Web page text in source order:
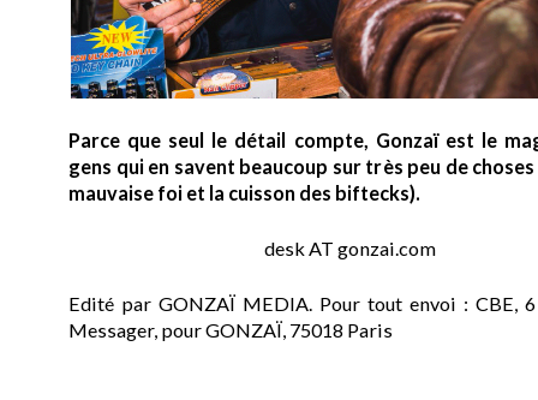
Parce que seul le détail compte, Gonzaï est le
gens qui en savent beaucoup sur très peu de
mauvaise foi et la cuisson des biftecks).
desk AT gonzai.com
Edité par GONZAÏ MEDIA. Pour tout envoi : CBE,
Messager, pour GONZAÏ, 75018 Paris